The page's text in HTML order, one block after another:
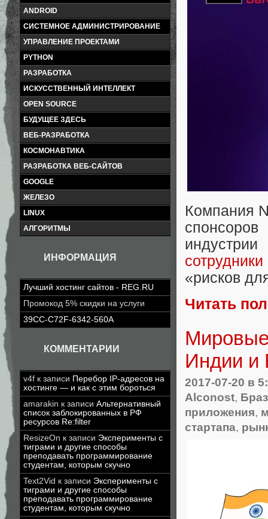
ANDROID
СИСТЕМНОЕ АДМИНИСТРИРОВАНИЕ
УПРАВЛЕНИЕ ПРОЕКТАМИ
PYTHON
РАЗРАБОТКА
ИСКУССТВЕННЫЙ ИНТЕЛЛЕКТ
OPEN SOURCE
БУДУЩЕЕ ЗДЕСЬ
ВЕБ-РАЗРАБОТКА
КОСМОНАВТИКА
РАЗРАБОТКА ВЕБ-САЙТОВ
GOOGLE
ЖЕЛЕЗО
LINUX
АЛГОРИТМЫ
ИНФОРМАЦИЯ
Лучший хостинг сайтов - REG.RU
Промокод 5% скидки на услуги
39CC-C72F-6342-560A
КОММЕНТАРИИ
v4f к записи Перебор IP-адресов на
хостинге — и как с этим бороться
amarakin к записи Альтернативный
список заблокированных в РФ
ресурсов Re:filter
ResizeOn к записи Эксперименты с
тиграми и другие способы
преподавать программирование
студентам, которым скучно
Text2Vid к записи Эксперименты с
тиграми и другие способы
преподавать программирование
студентам, которым скучно
Компания
«рисков
Читать
Мировые
Индии и
2017-07-20 в
Alconost,
приложения,
стартапа,